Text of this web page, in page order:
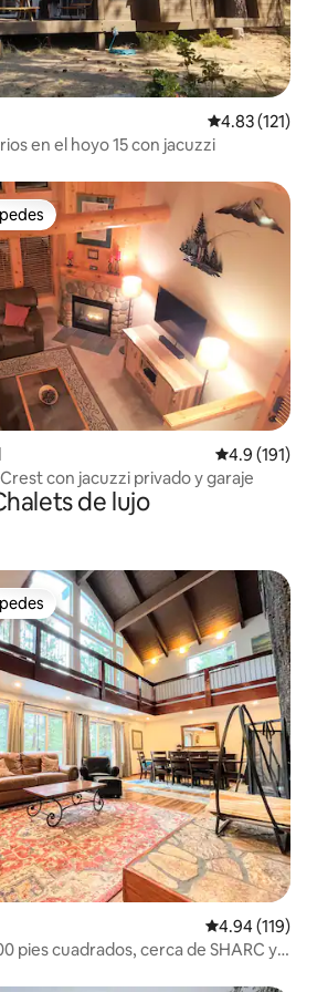
Calificación
4.83 (121)
en el hoyo 15 con jacuzzi
Calificación
4.9 (191)
con jacuzzi privado y garaje
de lujo
Calificación
4.94 (119)
pies cuadrados, cerca de SHARC y